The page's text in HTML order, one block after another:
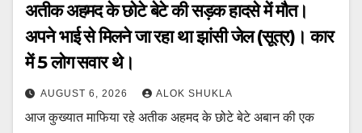
अतीक अहमद के छोटे बेटे की सड़क हादसे में मौत।
अपने भाई से मिलने जा रहा था झांसी जेल (सूत्र)। कार
में 5 लोग सवार थे।
AUGUST 6, 2026 ALOK SHUKLA
आज कुख्यात माफिया रहे अतीक अहमद के छोटे बेटे अबान की एक